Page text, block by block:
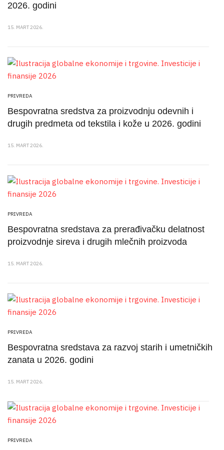
2026. godini
15. MART 2026.
PRIVREDA
Bespovratna sredstva za proizvodnju odevnih i
drugih predmeta od tekstila i kože u 2026. godini
15. MART 2026.
PRIVREDA
Bespovratna sredstava za prerađivačku delatnost
proizvodnje sireva i drugih mlečnih proizvoda
15. MART 2026.
PRIVREDA
Bespovratna sredstava za razvoj starih i umetničkih
zanata u 2026. godini
15. MART 2026.
PRIVREDA